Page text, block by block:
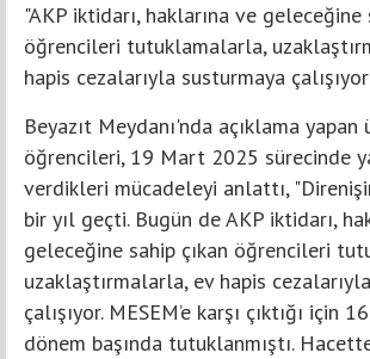
"AKP iktidarı, haklarına ve geleceğine
öğrencileri tutuklamalarla,
hapis cezalarıyla susturmaya
Beyazıt Meydanı'nda açıklama
öğrencileri, 19 Mart 2025 sürecinde
verdikleri mücadeleyi anlattı,
bir yıl geçti. Bugün de AKP iktidarı,
geleceğine sahip çıkan öğrencileri
uzaklaştırmalarla, ev hapis
çalışıyor. MESEM’e karşı çıktığı için
dönem başında tutuklanmıştı.